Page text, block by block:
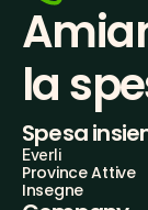
la
Spesa
Everli
Province Attive
Insegne